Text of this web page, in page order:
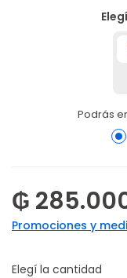
Podrás
₲
Promociones y
Elegí la cantidad